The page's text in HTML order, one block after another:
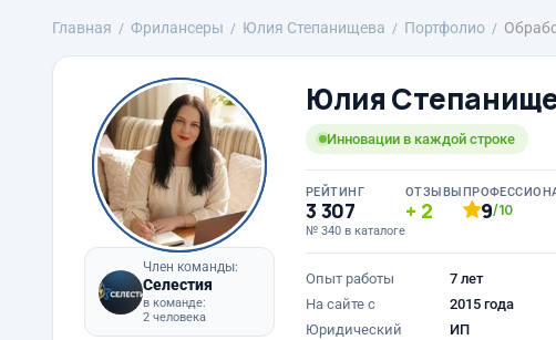
Главная Фрилансеры Юлия Степанищева Портфолио
Член команды:
Селестия
в команде:
2 человека
Юлия
Инновации в каждой строке
РЕЙТИНГ
3 307
№ 340 в каталоге
ОТЗЫВЫ
2 9/10
Опыт работы
7 лет
На сайте с
2015 года
Юридический
ИП